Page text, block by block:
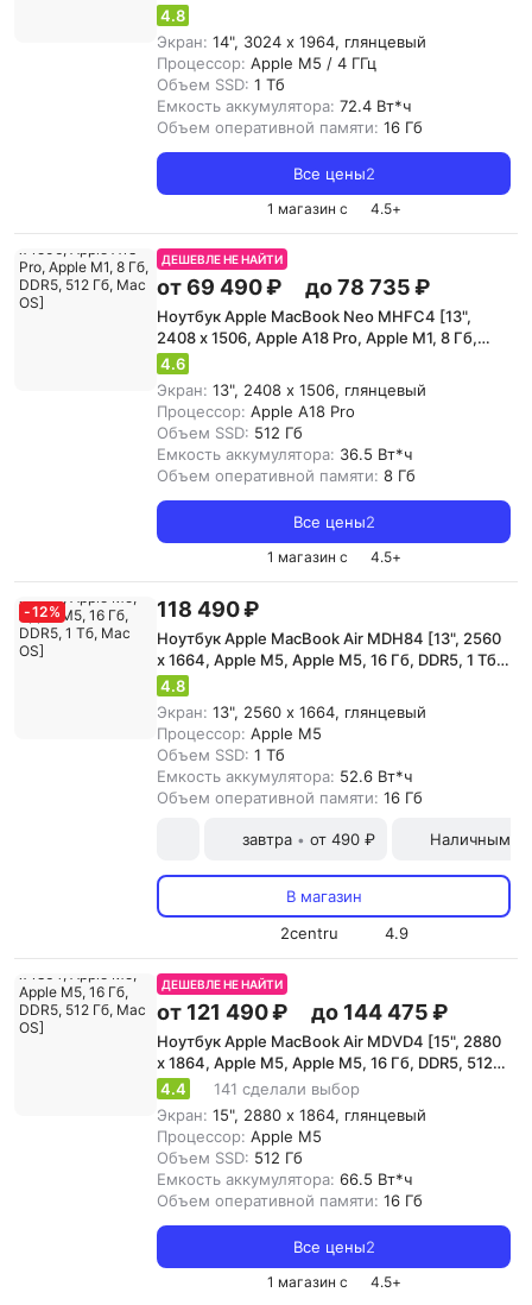
DDR5, 1 Тб, Mac OS]
4.8
Экран: 14", 3024 x 1964, глянцевый
Процессор: Apple M5 / 4 ГГц
Объем SSD: 1 Тб
Емкость аккумулятора: 72.4 Вт*ч
Объем оперативной памяти: 16 Гб
Все цены2
1 магазин с 4.5+
ДЕШЕВЛЕ НЕ НАЙТИ
от 69 490 ₽ до 78 735 ₽
Ноутбук Apple MacBook Neo MHFC4 [13",
2408 x 1506, Apple A18 Pro, Apple M1, 8 Гб,
DDR5, 512 Гб, Mac OS]
4.6
Экран: 13", 2408 x 1506, глянцевый
Процессор: Apple A18 Pro
Объем SSD: 512 Гб
Емкость аккумулятора: 36.5 Вт*ч
Объем оперативной памяти: 8 Гб
Все цены2
1 магазин с 4.5+
-12% 118 490 ₽
Ноутбук Apple MacBook Air MDH84 [13", 2560
x 1664, Apple M5, Apple M5, 16 Гб, DDR5, 1 Тб,
Mac OS]
4.8
Экран: 13", 2560 x 1664, глянцевый
Процессор: Apple M5
Объем SSD: 1 Тб
Емкость аккумулятора: 52.6 Вт*ч
Объем оперативной памяти: 16 Гб
завтра • от 490 ₽ Наличными
В магазин
2centru
4.9
ДЕШЕВЛЕ НЕ НАЙТИ
от 121 490 ₽ до 144 475 ₽
Ноутбук Apple MacBook Air MDVD4 [15", 2880
x 1864, Apple M5, Apple M5, 16 Гб, DDR5, 512
Гб, Mac OS]
4.4
141 сделали выбор
Экран: 15", 2880 x 1864, глянцевый
Процессор: Apple M5
Объем SSD: 512 Гб
Емкость аккумулятора: 66.5 Вт*ч
Объем оперативной памяти: 16 Гб
Все цены2
1 магазин с 4.5+